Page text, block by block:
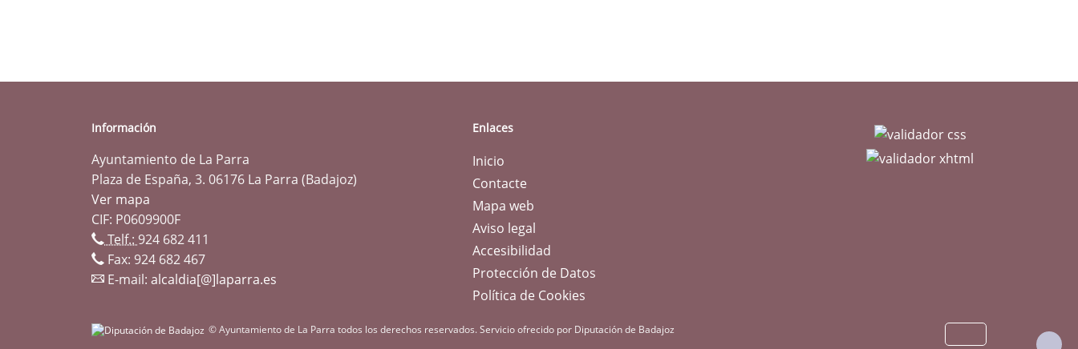
Información
Ayuntamiento de La Parra
Plaza de España, 3. 06176 La Parra (Badajoz)
Ver mapa
CIF: P0609900F
Telf.:924 682 411
Fax: 924 682 467
E-mail: alcaldia[@]laparra.es
Enlaces
Inicio
Contacte
Mapa web
Aviso legal
Accesibilidad
Protección de Datos
Política de Cookies
© Ayuntamiento de La Parra todos los derechos reservados.Servicio ofrecido por Diputación de Badajoz